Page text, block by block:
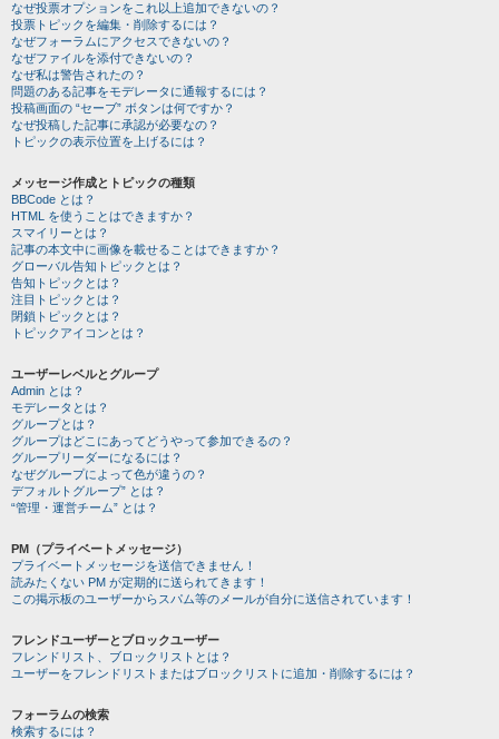
なぜ投票オプションをこれ以上追加できないの？
投票トピックを編集・削除するには？
なぜフォーラムにアクセスできないの？
なぜファイルを添付できないの？
なぜ私は警告されたの？
問題のある記事をモデレータに通報するには？
投稿画面の “セーブ” ボタンは何ですか？
なぜ投稿した記事に承認が必要なの？
トピックの表示位置を上げるには？
メッセージ作成とトピックの種類
BBCode とは？
HTML を使うことはできますか？
スマイリーとは？
記事の本文中に画像を載せることはできますか？
グローバル告知トピックとは？
告知トピックとは？
注目トピックとは？
閉鎖トピックとは？
トピックアイコンとは？
ユーザーレベルとグループ
Admin とは？
モデレータとは？
グループとは？
グループはどこにあってどうやって参加できるの？
グループリーダーになるには？
なぜグループによって色が違うの？
デフォルトグループ” とは？
“管理・運営チーム” とは？
PM（プライベートメッセージ）
プライベートメッセージを送信できません！
読みたくない PM が定期的に送られてきます！
この掲示板のユーザーからスパム等のメールが自分に送信されています！
フレンドユーザーとブロックユーザー
フレンドリスト、ブロックリストとは？
ユーザーをフレンドリストまたはブロックリストに追加・削除するには？
フォーラムの検索
検索するには？